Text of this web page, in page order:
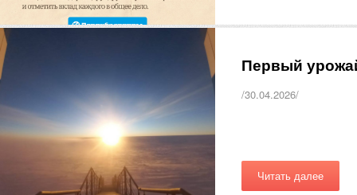
Первый
/30.04.2026/
Читать далее